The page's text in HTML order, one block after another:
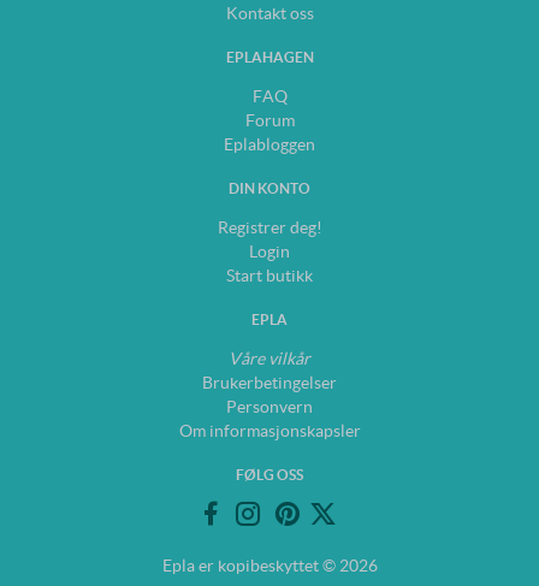
Kontakt oss
EPLAHAGEN
FAQ
Forum
Eplabloggen
DIN KONTO
Registrer deg!
Login
Start butikk
EPLA
Våre vilkår
Brukerbetingelser
Personvern
Om informasjonskapsler
FØLG OSS
Epla er kopibeskyttet © 2026